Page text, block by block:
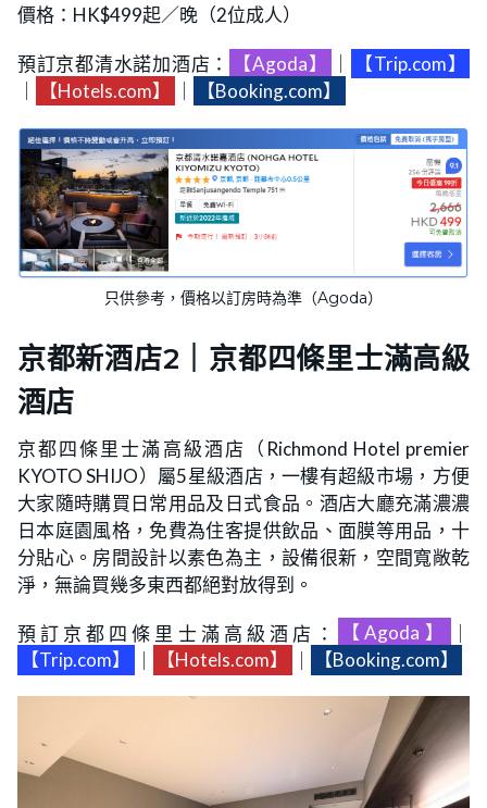
價格：HK$499起／晚（2位成人）
預訂京都清水諾加酒店： 【Agoda】
【Trip.com】
【Hotels.com】 【Booking.com】
只供參考，價格以訂房時為準（Agoda）
京都新酒店2｜京都四條里士滿高級
酒店
京都四條里士滿高級酒店（Richmond Hotel premier
KYOTO SHIJO）屬5星級酒店，一樓有超級市場，方便
大家隨時購買日常用品及日式食品。酒店大廳充滿濃濃
日本庭園風格，免費為住客提供飲品、面膜等用品，十
分貼心。房間設計以素色為主，設備很新，空間寬敞乾
淨，無論買幾多東西都絕對放得到。
預訂京都四條里士滿高級酒店： 【Agoda】
【Trip.com】
【Hotels.com】 【Booking.com】